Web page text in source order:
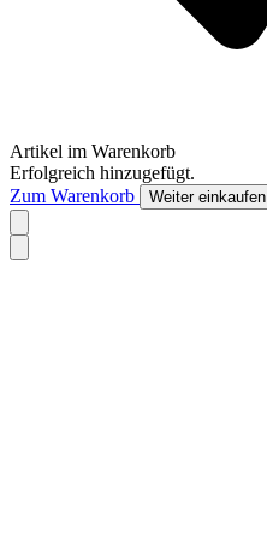
Artikel im Warenkorb
Erfolgreich hinzugefügt.
Zum Warenkorb
Weiter einkaufen